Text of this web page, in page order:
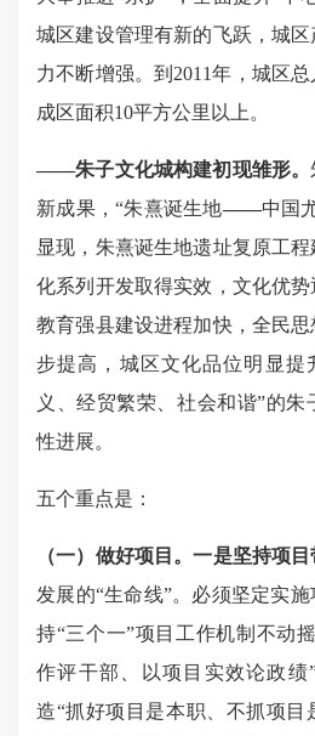
城区建设管理有新的飞跃，城
力不断增强。到2011年，城区
成区面积10平方公里以上。
——朱子文化城构建初现雏形。
新成果，“朱熹诞生地——中国
显现，朱熹诞生地遗址复原工
化系列开发取得实效，文化优势
教育强县建设进程加快，全民
步提高，城区文化品位明显提
义、经贸繁荣、社会和谐”的
性进展。
五个重点是：
（一）做好项目。一是坚持项目
发展的“生命线”。必须坚定实
持“三个一”项目工作机制不动
作评干部、以项目实效论政
造“抓好项目是本职、不抓项目